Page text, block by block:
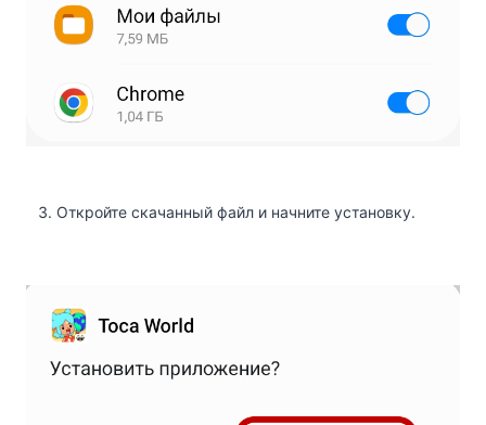
Откройте скачанный файл и начните установку.